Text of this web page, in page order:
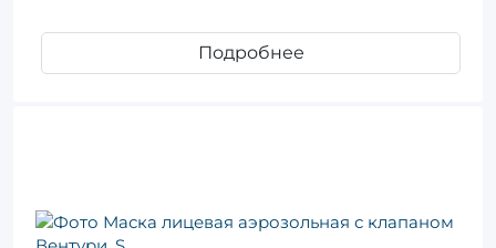
Подробнее